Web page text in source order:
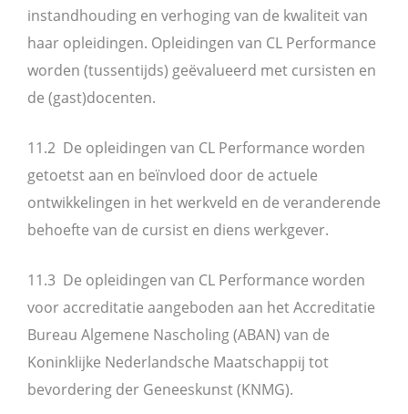
instandhouding en verhoging van de kwaliteit van
haar opleidingen. Opleidingen van CL Performance
worden (tussentijds) geëvalueerd met cursisten en
de (gast)docenten.
11.2 De opleidingen van CL Performance worden
getoetst aan en beïnvloed door de actuele
ontwikkelingen in het werkveld en de veranderende
behoefte van de cursist en diens werkgever.
11.3 De opleidingen van CL Performance worden
voor accreditatie aangeboden aan het Accreditatie
Bureau Algemene Nascholing (ABAN) van de
Koninklijke Nederlandsche Maatschappij tot
bevordering der Geneeskunst (KNMG).